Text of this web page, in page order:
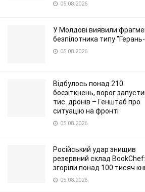
05.08.2026
У Молдові виявили
безпілотника типу
05.08.2026
Відбулось понад 210
боєзіткнень, ворог
тис. дронів – Генштаб про
ситуацію на фронті
05.08.2026
Російський удар знищив
резервний склад BookChef:
згоріли понад 100 тисяч
05.08.2026